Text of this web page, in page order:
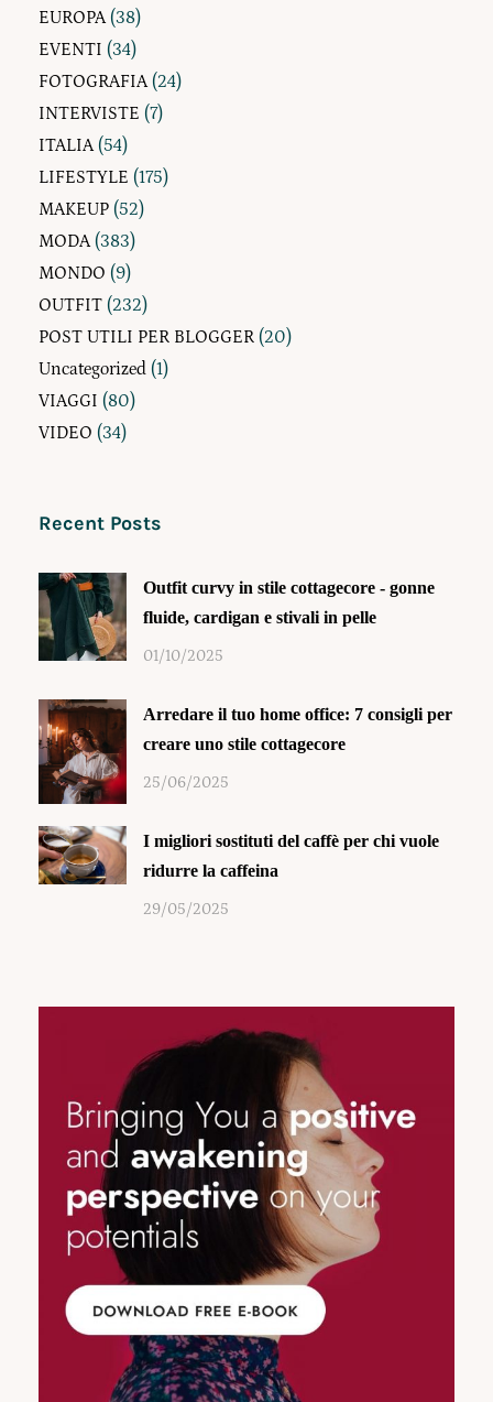
EUROPA(38)
EVENTI (34)
FOTOGRAFIA(24)
INTERVISTE (7)
ITALIA(54)
LIFESTYLE (175)
MAKEUP (52)
MODA(383)
MONDO (9)
OUTFIT (232)
POST UTILI PER BLOGGER (20)
Uncategorized (1)
VIAGGI (80)
VIDEO (34)
Recent Posts
Outfit curvy in stile cottagecore - gonne
fluide, cardigan e stivali in pelle
01/10/2025
Arredare il tuo home office: 7 consigli per
creare uno stile cottagecore
25/06/2025
I migliori sostituti del caffè per chi vuole
ridurre la caffeina
29/05/2025